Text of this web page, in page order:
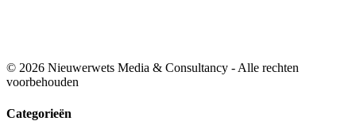
© 2026 Nieuwerwets Media & Consultancy - Alle rechten
voorbehouden
Categorieën